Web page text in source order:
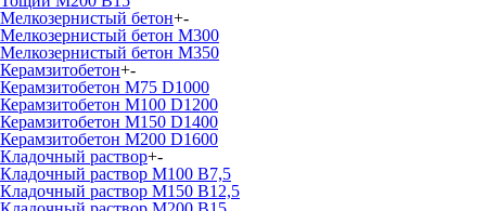
Мелкозернистый бетон+-
Мелкозернистый бетон М300
Мелкозернистый бетон М350
Керамзитобетон+-
Керамзитобетон М75 D1000
Керамзитобетон М100 D1200
Керамзитобетон М150 D1400
Керамзитобетон М200 D1600
Кладочный раствор+-
Кладочный раствор М100 В7,5
Кладочный раствор М150 В12,5